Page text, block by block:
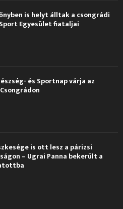
is helyt álltak a csongrádi
Egyesület fiataljai
és Sportnap várja az
is ott lesz a párizsi
– Ugrai Panna bekerült a